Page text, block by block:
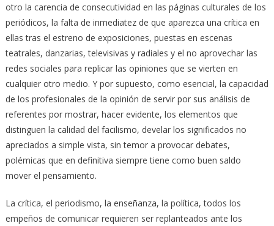
otro la carencia de consecutividad en las páginas culturales de los
periódicos, la falta de inmediatez de que aparezca una crítica en
ellas tras el estreno de exposiciones, puestas en escenas
teatrales, danzarias, televisivas y radiales y el no aprovechar las
redes sociales para replicar las opiniones que se vierten en
cualquier otro medio. Y por supuesto, como esencial, la capacidad
de los profesionales de la opinión de servir por sus análisis de
referentes por mostrar, hacer evidente, los elementos que
distinguen la calidad del facilismo, develar los significados no
apreciados a simple vista, sin temor a provocar debates,
polémicas que en definitiva siempre tiene como buen saldo
mover el pensamiento.
La crítica, el periodismo, la enseñanza, la política, todos los
empeños de comunicar requieren ser replanteados ante los